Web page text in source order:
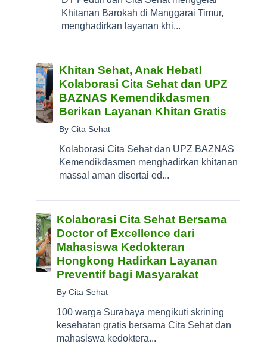
Khitanan Barokah di Manggarai Timur,
menghadirkan layanan khi...
Khitan Sehat, Anak Hebat!
Kolaborasi Cita Sehat dan UPZ
BAZNAS Kemendikdasmen
Berikan Layanan Khitan Gratis
By Cita Sehat
Kolaborasi Cita Sehat dan UPZ BAZNAS
Kemendikdasmen menghadirkan khitanan
massal aman disertai ed...
Kolaborasi Cita Sehat Bersama
Doctor of Excellence dari
Mahasiswa Kedokteran
Hongkong Hadirkan Layanan
Preventif bagi Masyarakat
By Cita Sehat
100 warga Surabaya mengikuti skrining
kesehatan gratis bersama Cita Sehat dan
mahasiswa kedoktera...